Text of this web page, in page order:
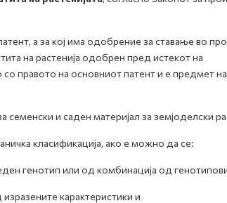
а за кој има одобрение за ставање во
на растенија одобрен пред истекот на
правото на основниот патент и е предмет
семенски и саден материјал за земјоделски
класификација, ако е можно да се:
генотип или од комбинација од
карактеристики и